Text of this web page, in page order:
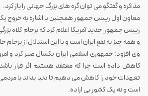
مذاکره و گفتگو می توان گره های بزرگ جهانی را باز کرد.
معاون اول رییس جمهور همچنین با اشاره به خروج
رییس جمهور جدید آمریکا اعلام کرد که برجام کلاه
و همه چیز به نفع ایران است و با این استدلال از برجام
وی افزود: جمهوری اسلامی ایران یکسال صبر کرد و
کاهش داده است چرا که معتقد هستیم اگر قرار باشد
تعهدات خود را کاهش می دهیم تا دنیا بداند با
است و نه یک کشور بی اراده.